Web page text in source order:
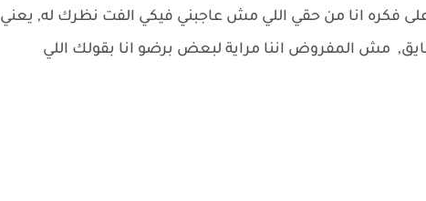
فكره انا من حقي اللي مش عاجبني فيكي الفت نظرك له, يعني
مش المفروض اننا مراية لبعض برضو انا بقولك اللي